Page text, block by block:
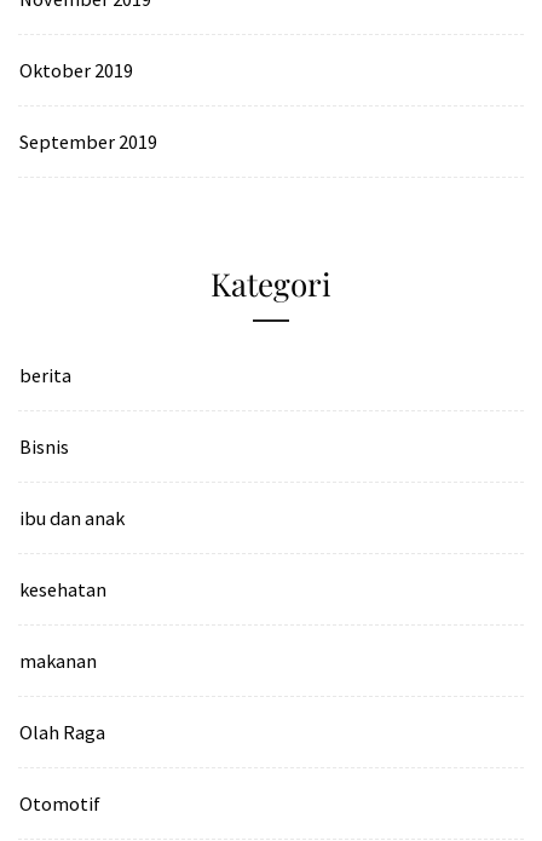
Oktober 2019
September 2019
Kategori
berita
Bisnis
ibu dan anak
kesehatan
makanan
Olah Raga
Otomotif